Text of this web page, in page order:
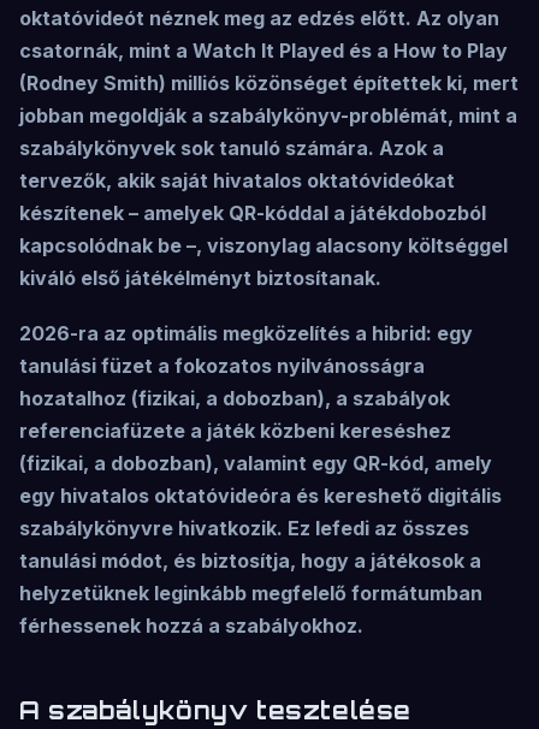
oktatóvideót néznek meg az edzés előtt. Az olyan
csatornák, mint a Watch It Played és a How to Play
(Rodney Smith) milliós közönséget építettek ki, mert
jobban megoldják a szabálykönyv-problémát, mint a
szabálykönyvek sok tanuló számára. Azok a
tervezők, akik saját hivatalos oktatóvideókat
készítenek – amelyek QR-kóddal a játékdobozból
kapcsolódnak be –, viszonylag alacsony költséggel
kiváló első játékélményt biztosítanak.
2026-ra az optimális megközelítés a hibrid: egy
tanulási füzet a fokozatos nyilvánosságra
hozatalhoz (fizikai, a dobozban), a szabályok
referenciafüzete a játék közbeni kereséshez
(fizikai, a dobozban), valamint egy QR-kód, amely
egy hivatalos oktatóvideóra és kereshető digitális
szabálykönyvre hivatkozik. Ez lefedi az összes
tanulási módot, és biztosítja, hogy a játékosok a
helyzetüknek leginkább megfelelő formátumban
férhessenek hozzá a szabályokhoz.
A szabálykönyv tesztelése